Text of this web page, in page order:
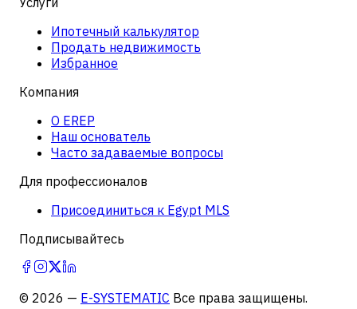
Ипотечный калькулятор
Продать недвижимость
Избранное
Компания
О EREP
Наш основатель
Часто задаваемые вопросы
Для профессионалов
Присоединиться к Egypt MLS
Подписывайтесь
© 2026 — E-SYSTEMATIC Все права защищены.